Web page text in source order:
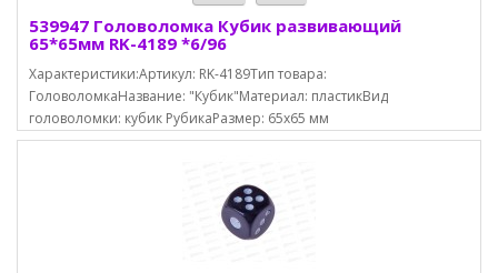
539947 Головоломка Кубик развивающий
65*65мм RK-4189 *6/96
Характеристики:Артикул: RK-4189Тип товара:
ГоловоломкаНазвание: "Кубик"Материал: пластикВид
головоломки: кубик РубикаРазмер: 65х65 мм